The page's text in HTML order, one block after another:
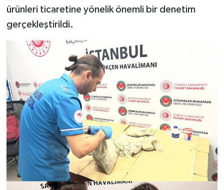
ürünleri ticaretine yönelik önemli bir denetim
gerçekleştirildi.